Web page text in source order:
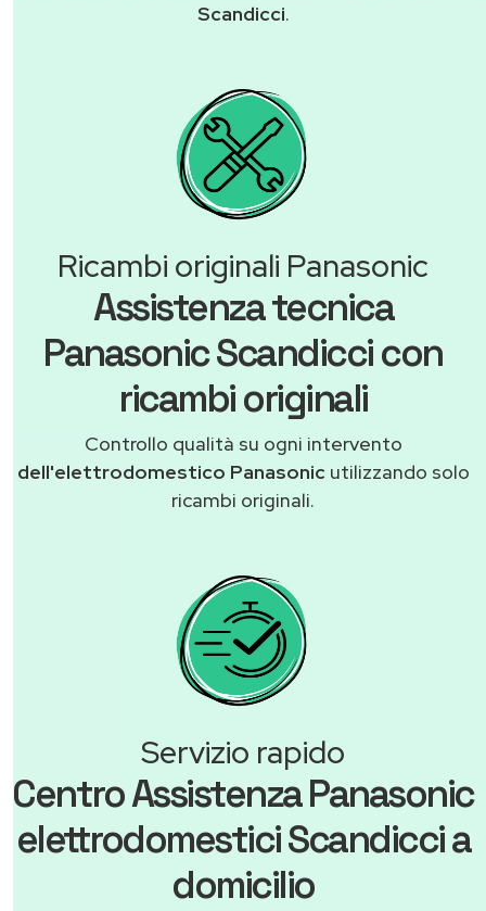
Scandicci.
Ricambi originali Panasonic
Assistenza tecnica
Panasonic Scandicci con
ricambi originali
Controllo qualità su ogni intervento
dell'elettrodomestico Panasonicutilizzando solo
ricambi originali.
Servizio rapido
Centro Assistenza Panasonic
elettrodomestici Scandicci a
domicilio